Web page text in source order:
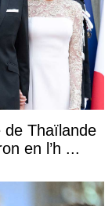
de Thaïlande
en l’h ...